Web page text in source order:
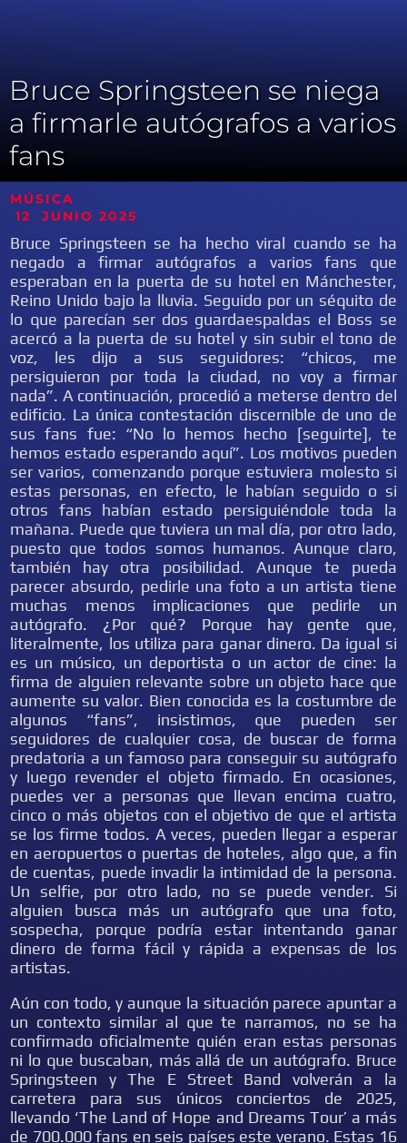
Bruce Springsteen se niega
a firmarle autógrafos a varios
fans
MÚSICA
12 JUNIO 2025
Bruce Springsteen se ha hecho viral cuando se ha
negado a firmar autógrafos a varios fans que
esperaban en la puerta de su hotel en Mánchester,
Reino Unido bajo la lluvia. Seguido por un séquito de
lo que parecían ser dos guardaespaldas el Boss se
acercó a la puerta de su hotel y sin subir el tono de
voz, les dijo a sus seguidores: “chicos, me
persiguieron por toda la ciudad, no voy a firmar
nada”. A continuación, procedió a meterse dentro del
edificio. La única contestación discernible de uno de
sus fans fue: “No lo hemos hecho [seguirte], te
hemos estado esperando aquí”. Los motivos pueden
ser varios, comenzando porque estuviera molesto si
estas personas, en efecto, le habían seguido o si
otros fans habían estado persiguiéndole toda la
mañana. Puede que tuviera un mal día, por otro lado,
puesto que todos somos humanos. Aunque claro,
también hay otra posibilidad. Aunque te pueda
parecer absurdo, pedirle una foto a un artista tiene
muchas menos implicaciones que pedirle un
autógrafo. ¿Por qué? Porque hay gente que,
literalmente, los utiliza para ganar dinero. Da igual si
es un músico, un deportista o un actor de cine: la
firma de alguien relevante sobre un objeto hace que
aumente su valor. Bien conocida es la costumbre de
algunos “fans”, insistimos, que pueden ser
seguidores de cualquier cosa, de buscar de forma
predatoria a un famoso para conseguir su autógrafo
y luego revender el objeto firmado. En ocasiones,
puedes ver a personas que llevan encima cuatro,
cinco o más objetos con el objetivo de que el artista
se los firme todos. A veces, pueden llegar a esperar
en aeropuertos o puertas de hoteles, algo que, a fin
de cuentas, puede invadir la intimidad de la persona.
Un selfie, por otro lado, no se puede vender. Si
alguien busca más un autógrafo que una foto,
sospecha, porque podría estar intentando ganar
dinero de forma fácil y rápida a expensas de los
artistas.
Aún con todo, y aunque la situación parece apuntar a
un contexto similar al que te narramos, no se ha
confirmado oficialmente quién eran estas personas
ni lo que buscaban, más allá de un autógrafo. Bruce
Springsteen y The E Street Band volverán a la
carretera para sus únicos conciertos de 2025,
llevando ‘The Land of Hope and Dreams Tour’ a más
de 700.000 fans en seis países este verano. Estas 16